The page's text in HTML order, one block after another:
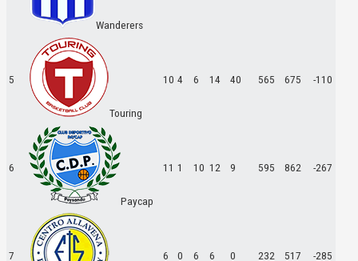
Wanderers
5
Touring
10 4 6 14 40 565 675 -110
6
Paycap
11 1 10 12 9 595 862 -267
7 6 0 6 6 0 232 517 -285